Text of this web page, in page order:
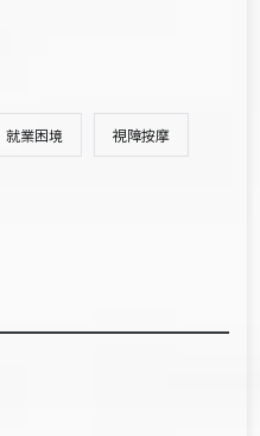
就業困境 視障按摩